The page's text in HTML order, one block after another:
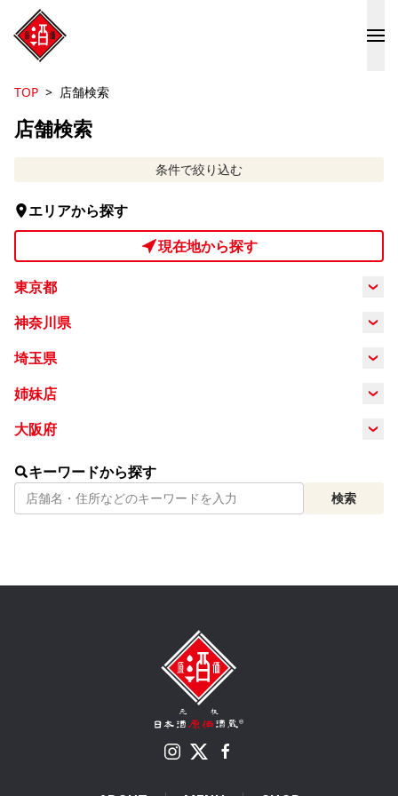
TOP 店舗検索
店舗検索
条件で絞り込む
エリアから探す
現在地から探す
東京都
新宿
上野御徒
神奈川県
横浜
埼玉県
大宮
姉妹店
本厚木
大阪府
梅田 谷町4丁目
キーワードから探す
検索